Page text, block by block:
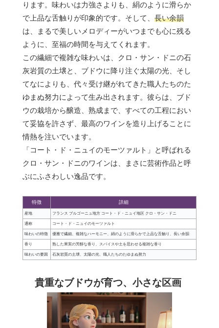
ります。味わいは力強さよりも、絹のように滑らか
で上品な舌触りが印象的です。そして、 長い余韻
は、まるで美しいメロディーがいつまでも心に残る
ように、至福の時間を与えてくれます。
この繊細で複雑な味わいは、クロ・サン・ドニの石
灰岩質の土壌と、ブドウに降り注ぐ太陽の光、そし
てなによりも、代々受け継がれてきた職人たちのた
ゆまぬ努力によって生み出されます。彼らは、ブド
ウの栽培から醸造、熟成まで、すべての工程におい
て妥協を許さず、最高のワインを造り上げることに
情熱を注いでいます。
「コート・ド・ニュイのモーツァルト」と呼ばれる
クロ・サン・ドニのワインは、まさに芸術作品と呼
ぶにふさわしい逸品です。
特徴 詳細
産地 フランス ブルゴーニュ地方 コート・ド・ニュイ地区 クロ・サン・ドニ
通称 コート・ド・ニュイのモーツァルト
味わいの特徴 優雅で繊細、複雑なハーモニー、絹のように滑らかで上品な舌触り、長い余韻
香り 熟した果実の芳醇な香り、スパイスや土を思わせる複雑な香り
味わいの要因 石灰岩質の土壌、太陽の光、職人たちのたゆまぬ努力
貴重なブドウが育つ、小さな区画